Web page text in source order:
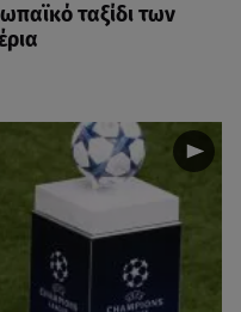
ταξίδι των